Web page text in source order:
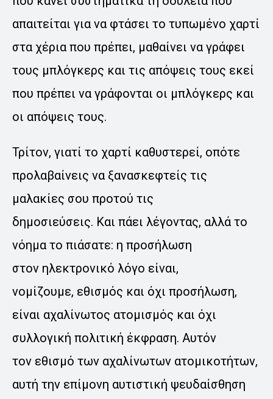
απαιτείται για να φτάσει το τυπωμένο χαρτί
στα χέρια που πρέπει, μαθαίνει να γράφει
τους μπλόγκερς και τις απόψεις τους εκεί
που πρέπει να γράφονται οι μπλόγκερς και
οι απόψεις τους.
Τρίτον, γιατί το χαρτί καθυστερεί, οπότε
προλαβαίνεις να ξανασκεφτείς τις
μαλακίες σου προτού τις
δημοσιεύσεις. Και πάει λέγοντας, αλλά το
νόημα το πιάσατε: η προσήλωση
στον ηλεκτρονικό λόγο είναι,
νομίζουμε, εθισμός και όχι προσήλωση,
είναι αχαλίνωτος ατομισμός και όχι
συλλογική πολιτική έκφραση. Αυτόν
τον εθισμό των αχαλίνωτων ατομικοτήτων,
αυτή την επίμονη αυτιστική ψευδαίσθηση